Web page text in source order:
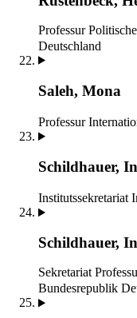
Professur
Deutschland
Saleh, Mona
Professur
Schildhauer,
Institutssekretariat
Schildhauer,
Sekretariat
Bundesrepublik